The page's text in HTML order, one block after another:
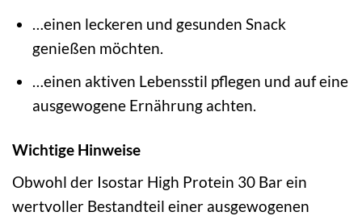
…einen leckeren und gesunden Snack
genießen möchten.
…einen aktiven Lebensstil pflegen und auf eine
ausgewogene Ernährung achten.
Wichtige Hinweise
Obwohl der Isostar High Protein 30 Bar ein
wertvoller Bestandteil einer ausgewogenen